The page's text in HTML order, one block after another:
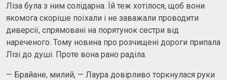
Ліза була з ним солідарна. Їй теж хотілося, щоб вони
якомога скоріше поїхали і не заважали проводити
диверсії, спрямовані на порятунок сестри від
нареченого. Тому новина про розчищені дороги припала
Лізі до душі. Проте вона рано раділа.
— Брайане, милий, — Лаура довірливо торкнулася руки